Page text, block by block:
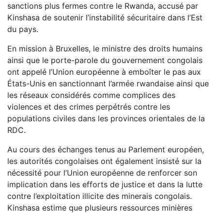
sanctions plus fermes contre le Rwanda, accusé par
Kinshasa de soutenir l’instabilité sécuritaire dans l’Est
du pays.
En mission à Bruxelles, le ministre des droits humains
ainsi que le porte-parole du gouvernement congolais
ont appelé l’Union européenne à emboîter le pas aux
États-Unis en sanctionnant l’armée rwandaise ainsi que
les réseaux considérés comme complices des
violences et des crimes perpétrés contre les
populations civiles dans les provinces orientales de la
RDC.
Au cours des échanges tenus au Parlement européen,
les autorités congolaises ont également insisté sur la
nécessité pour l’Union européenne de renforcer son
implication dans les efforts de justice et dans la lutte
contre l’exploitation illicite des minerais congolais.
Kinshasa estime que plusieurs ressources minières